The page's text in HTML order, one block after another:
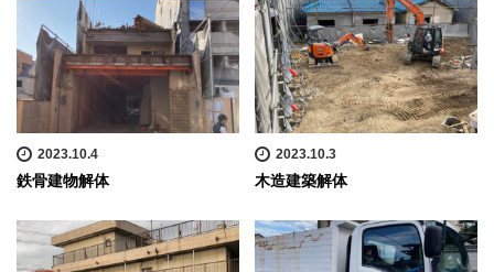
2023.10.4
鉄骨建物解体
2023.10.3
木造建築解体